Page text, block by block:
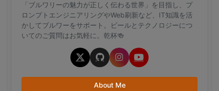
「ブルワリーの魅力が正しく伝わる世界」を目指し、プ
ロンプトエンジニアリングやWeb刷新など、IT知識を活
かしてブルワーをサポート。ビールとテクノロジーにつ
いてのご質問はお気軽に。乾杯🍻
About Me